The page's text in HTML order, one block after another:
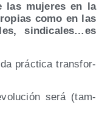
las muje­res en la
como en las
sindicales…es
prác­ti­ca trans­for­
será (tam­